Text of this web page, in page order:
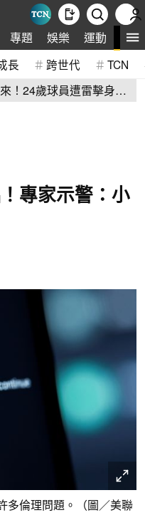
專題 娛樂 運動 全
長 跨世代 TCN
！24歲球員遭雷擊身
專家示警：小
多倫理問題。（圖／美聯